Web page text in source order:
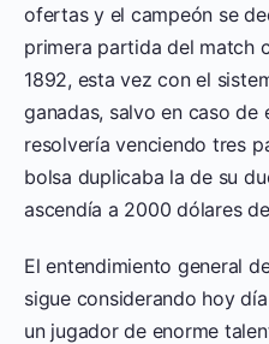
ofertas y el campeón se
primera partida del match
1892, esta vez con el
ganadas, salvo en caso de
resolvería venciendo tres
bolsa duplicaba la de su
ascendía a 2000 dólares
El entendimiento general
sigue considerando hoy
un jugador de enorme